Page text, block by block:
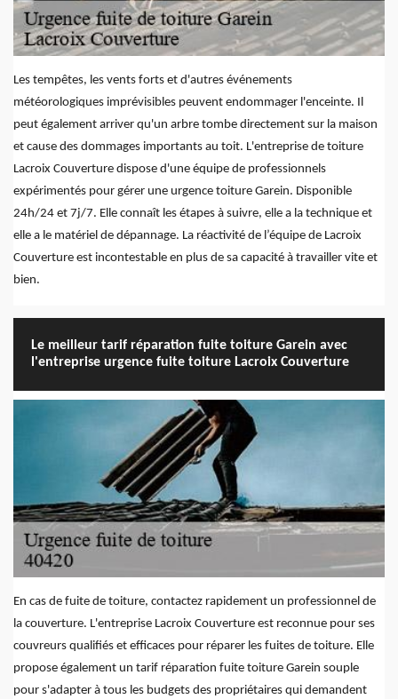
Les tempêtes, les vents forts et d'autres événements
météorologiques imprévisibles peuvent endommager l'enceinte. Il
peut également arriver qu'un arbre tombe directement sur la maison
et cause des dommages importants au toit. L'entreprise de toiture
Lacroix Couverture dispose d'une équipe de professionnels
expérimentés pour gérer une urgence toiture Garein. Disponible
24h/24 et 7j/7. Elle connaît les étapes à suivre, elle a la technique et
elle a le matériel de dépannage. La réactivité de l’équipe de Lacroix
Couverture est incontestable en plus de sa capacité à travailler vite et
bien.
Le meilleur tarif réparation fuite toiture Garein avec
l'entreprise urgence fuite toiture Lacroix Couverture
En cas de fuite de toiture, contactez rapidement un professionnel de
la couverture. L'entreprise Lacroix Couverture est reconnue pour ses
couvreurs qualifiés et efficaces pour réparer les fuites de toiture. Elle
propose également un tarif réparation fuite toiture Garein souple
pour s'adapter à tous les budgets des propriétaires qui demandent